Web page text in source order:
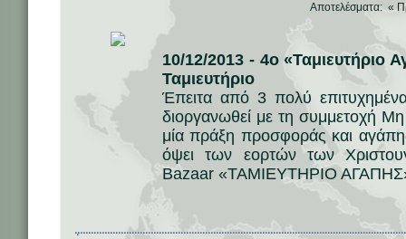
Αποτελέσματα: «
10/12/2013 - 4ο «Ταμιευτήριο
Ταμιευτήριο
Έπειτα από 3 πολύ
διοργανωθεί με τη συμμετοχή
μία πράξη προσφοράς και
όψει των εορτών των
Bazaar «ΤΑΜΙΕΥΤΗΡΙΟ